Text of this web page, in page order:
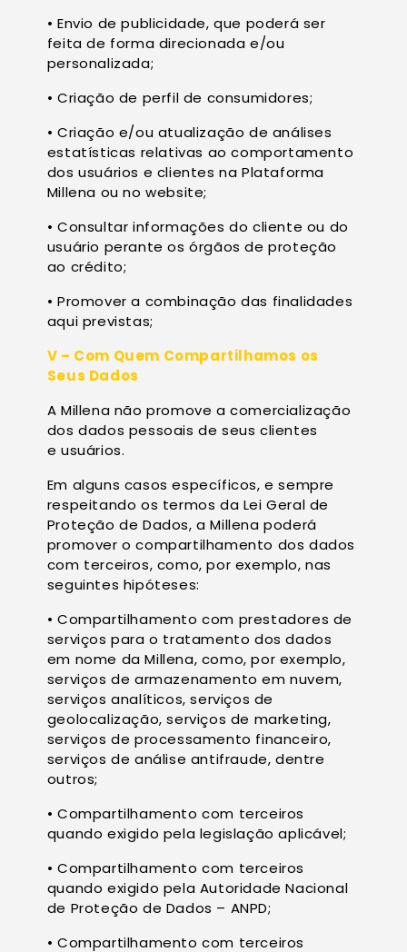
• Envio de publicidade, que poderá ser
feita de forma direcionada e/ou
personalizada;
• Criação de perfil de consumidores;
• Criação e/ou atualização de análises
estatísticas relativas ao comportamento
dos usuários e clientes na Plataforma
Millena ou no website;
• Consultar informações do cliente ou do
usuário perante os órgãos de proteção
ao crédito;
• Promover a combinação das finalidades
aqui previstas;
V – Com Quem Compartilhamos os
Seus Dados
A Millena não promove a comercialização
dos dados pessoais de seus clientes
e usuários.
Em alguns casos específicos, e sempre
respeitando os termos da Lei Geral de
Proteção de Dados, a Millena poderá
promover o compartilhamento dos dados
com terceiros, como, por exemplo, nas
seguintes hipóteses:
• Compartilhamento com prestadores de
serviços para o tratamento dos dados
em nome da Millena, como, por exemplo,
serviços de armazenamento em nuvem,
serviços analíticos, serviços de
geolocalização, serviços de marketing,
serviços de processamento financeiro,
serviços de análise antifraude, dentre
outros;
• Compartilhamento com terceiros
quando exigido pela legislação aplicável;
• Compartilhamento com terceiros
quando exigido pela Autoridade Nacional
de Proteção de Dados – ANPD;
• Compartilhamento com terceiros